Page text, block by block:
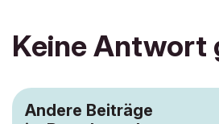
Keine Antwort
Andere Beiträge